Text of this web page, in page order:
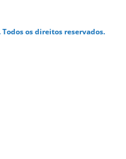
os direitos reservados.